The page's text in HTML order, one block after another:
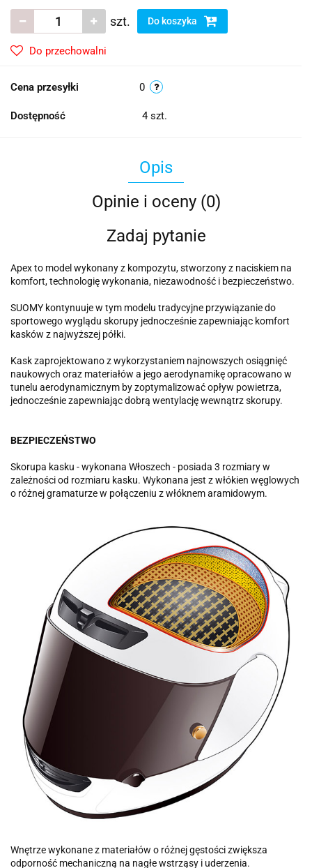
szt. Do koszyka
Do przechowalni
Cena przesyłki 0
Dostępność 4 szt.
Opis
Opinie i oceny (0)
Zadaj pytanie
Apex to model wykonany z kompozytu, stworzony z naciskiem na
komfort, technologię wykonania, niezawodność i bezpieczeństwo.
SUOMY kontynuuje w tym modelu tradycyjne przywiązanie do
sportowego wyglądu skorupy jednocześnie zapewniając komfort
kasków z najwyższej półki.
Kask zaprojektowano z wykorzystaniem najnowszych osiągnięć
naukowych oraz materiałów a jego aerodynamikę opracowano w
tunelu aerodynamicznym by zoptymalizować opływ powietrza,
jednocześnie zapewniając dobrą wentylację wewnątrz skorupy.
BEZPIECZEŃSTWO
Skorupa kasku - wykonana Włoszech - posiada 3 rozmiary w
zależności od rozmiaru kasku. Wykonana jest z włókien węglowych
o różnej gramaturze w połączeniu z włóknem aramidowym.
Wnętrze wykonane z materiałów o różnej gęstości zwiększa
odporność mechaniczną na nagłe wstrząsy i uderzenia.